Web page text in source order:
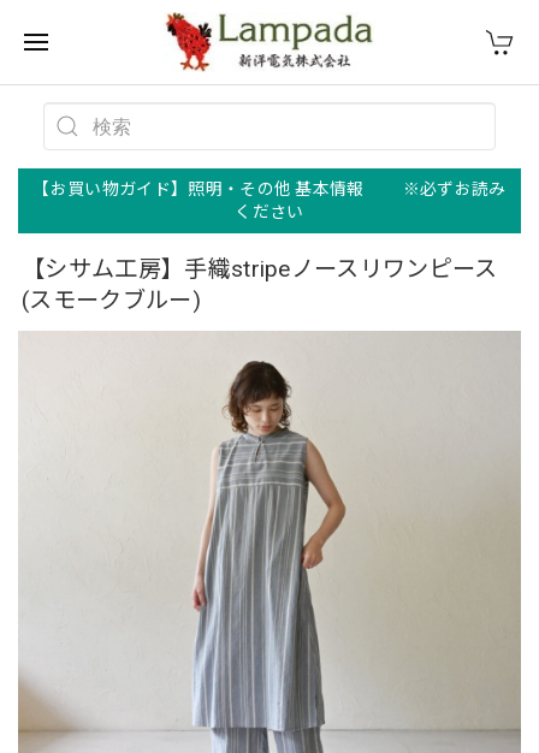
【お買い物ガイド】照明・その他 基本情報 ※必ずお読み
ください
【シサム工房】手織stripeノースリワンピース
(スモークブルー)